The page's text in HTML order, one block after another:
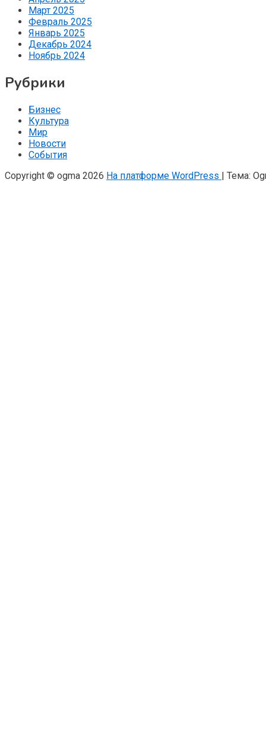
Март 2025
Февраль 2025
Январь 2025
Декабрь 2024
Ноябрь 2024
Рубрики
Бизнес
Культура
Мир
Новости
События
Copyright © ogma 2026 На платформе WordPress | Тема: